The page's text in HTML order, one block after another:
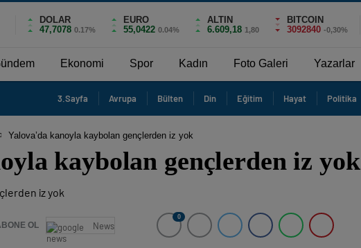
DOLAR
47,7078 0.17%
EURO
55,0422 0.04%
ALTIN
6.609,18 1,80
BITCOIN
3092840 -0,30%
Ekonomi Spor Kadın Foto Galeri Yazarlar
3.Sayfa Avrupa Bülten Din Eğitim Hayat Politika
Yalova’da kanoyla kaybolan gençlerden iz yok
kaybolan gençlerden iz yok
OL News
0